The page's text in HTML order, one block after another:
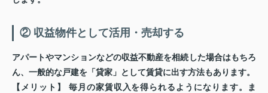
② 収益物件として活用・売却する
アパートやマンションなどの収益不動産を相続した場合はもちろ
ん、一般的な戸建を「貸家」として賃貸に出す方法もあります。
【メリット】
毎月の家賃収入を得られるようになります。ま